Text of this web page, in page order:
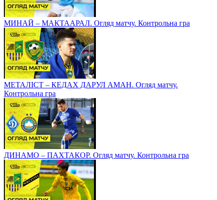
МИНАЙ – МАКТААРАЛ. Огляд матчу. Контрольна гра
МЕТАЛІСТ – КЕДАХ ДАРУЛ АМАН. Огляд матчу.
Контрольна гра
ДИНАМО – ПАХТАКОР. Огляд матчу. Контрольна гра